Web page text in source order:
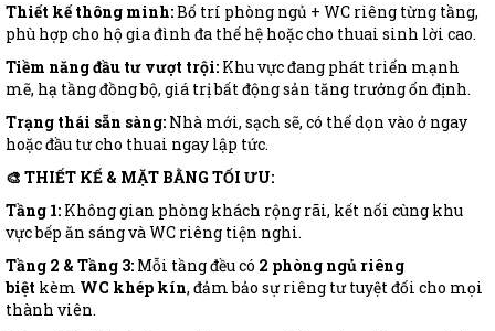
Thiết kế thông minh:Bố trí phòng ngủ + WC riêng từng tầng,
phù hợp cho hộ gia đình đa thế hệ hoặc cho thuai sinh lời cao.
Tiềm năng đầu tư vượt trội: Khu vực đang phát triển mạnh
mẽ, hạ tầng đồng bộ, giá trị bất động sản tăng trưởng ổn định.
Trạng thái sẵn sàng: Nhà mới, sạch sẽ, có thể dọn vào ở ngay
hoặc đầu tư cho thuai ngay lập tức.
🎨 THIẾT KẾ & MẶT BẰNG TỐI ƯU:
Tầng 1: Không gian phòng khách rộng rãi, kết nối cùng khu
vực bếp ăn sáng và WC riêng tiện nghi.
Tầng 2 & Tầng 3: Mỗi tầng đều có 2 phòng ngủ riêng
biệt kèm WC khép kín, đảm bảo sự riêng tư tuyệt đối cho mọi
thành viên.